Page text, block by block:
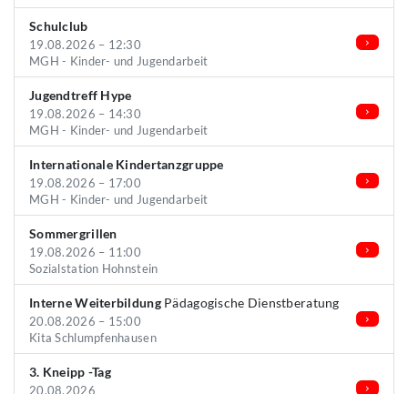
Schulclub
19.08.2026 – 12:30
MGH - Kinder- und Jugendarbeit
Jugendtreff Hype
19.08.2026 – 14:30
MGH - Kinder- und Jugendarbeit
Internationale Kindertanzgruppe
19.08.2026 – 17:00
MGH - Kinder- und Jugendarbeit
Sommergrillen
19.08.2026 – 11:00
Sozialstation Hohnstein
Interne WeiterbildungPädagogische Dienstberatung
20.08.2026 – 15:00
Kita Schlumpfenhausen
3. Kneipp -Tag
20.08.2026